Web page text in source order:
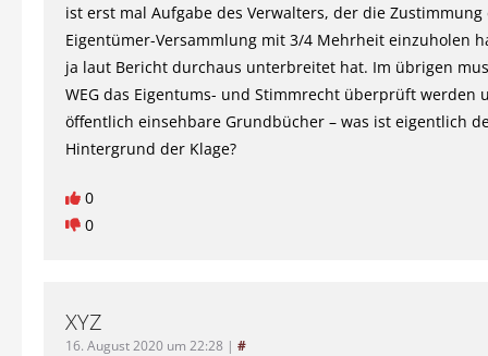
ist erst mal Aufgabe des Verwalters, der die Zustimmung
Eigentümer-Versammlung mit 3/4 Mehrheit einzuholen
ja laut Bericht durchaus unterbreitet hat. Im übrigen
WEG das Eigentums- und Stimmrecht überprüft werden
öffentlich einsehbare Grundbücher – was ist eigentlich
Hintergrund der Klage?
0
0
XYZ
16. August 2020 um 22:28 | #